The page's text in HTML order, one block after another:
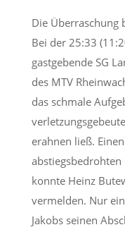
Die Überraschung
Bei der 25:33
gastgebende SG
des MTV
das schmale
erahnen ließ.
abstiegsbedrohten
konnte Heinz
vermelden. Nur
Jakobs seinen